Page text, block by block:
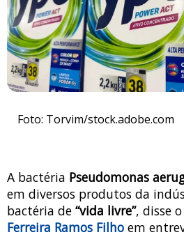
Foto: Torvim/stock.adobe.com
A bactéria Pseudomonas
em diversos produtos da
bactéria de “vida livre”, disse
Ferreira Ramos Filho em